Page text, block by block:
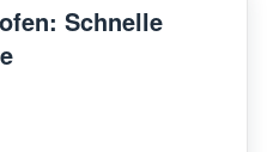
Schnelle